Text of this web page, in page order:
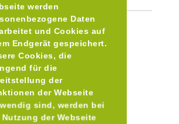
werden
Daten
und Cookies auf
Endgerät gespeichert.
Cookies, die
für die
der
der Webseite
sind, werden bei
Nutzung der Webseite
Kaffeerösterei